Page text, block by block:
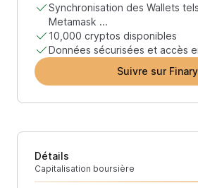
Synchronisation des Wallets
Metamask ...
10,000 cryptos disponibles
Données sécurisées et accès
Suivre sur Finary
Détails
Capitalisation boursière